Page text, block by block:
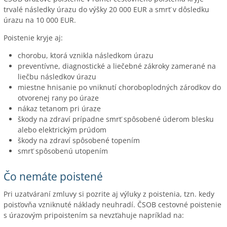
trvalé následky úrazu do výšky 20 000 EUR a smrť v dôsledku
úrazu na 10 000 EUR.
Poistenie kryje aj:
chorobu, ktorá vznikla následkom úrazu
preventívne, diagnostické a liečebné zákroky zamerané na
liečbu následkov úrazu
miestne hnisanie po vniknutí choroboplodných zárodkov do
otvorenej rany po úraze
nákaz tetanom pri úraze
škody na zdraví prípadne smrť spôsobené úderom blesku
alebo elektrickým prúdom
škody na zdraví spôsobené topením
smrť spôsobenú utopením
Čo nemáte poistené
Pri uzatváraní zmluvy si pozrite aj výluky z poistenia, tzn. kedy
poisťovňa vzniknuté náklady neuhradí. ČSOB cestovné poistenie
s úrazovým pripoistením sa nevzťahuje napríklad na: